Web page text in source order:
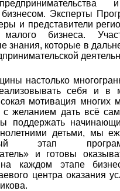
бизнесом. Эксперты
и представители
малого бизнеса.
знания, которые в
настолько
себя и в
мотивация многих
с желанием дать всё
поддержать
детьми, мы
этап
и готовы
каждом этапе
центра оказания